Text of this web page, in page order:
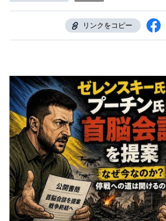
リンクをコピー